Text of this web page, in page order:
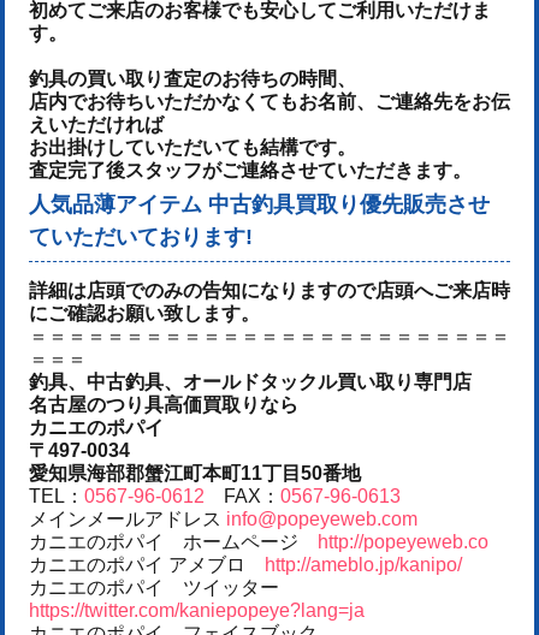
初めてご来店のお客様でも安心してご利用いただけま
す。
釣具の買い取り査定のお待ちの時間、
店内でお待ちいただかなくてもお名前、ご連絡先をお伝
えいただければ
お出掛けしていただいても結構です。
査定完了後スタッフがご連絡させていただきます。
人気品薄アイテム 中古釣具買取り優先販売させ
ていただいております!
詳細は店頭でのみの告知になりますので店頭へご来店時
にご確認お願い致します。
＝＝＝＝＝＝＝＝＝＝＝＝＝＝＝＝＝＝＝＝＝＝＝＝＝
＝＝＝
釣具、中古釣具、オールドタックル買い取り専門店
名古屋のつり具高価買取りなら
カニエのポパイ
〒497-0034
愛知県海部郡蟹江町本町11丁目50番地
TEL： 0567-96-0612 FAX： 0567-96-0613
メインメールアドレス info@popeyeweb.com
カニエのポパイ ホームページ
http://popeyeweb.co
カニエのポパイ アメブロ
http://ameblo.jp/kanipo/
カニエのポパイ ツイッター
https://twitter.com/kaniepopeye?lang=ja